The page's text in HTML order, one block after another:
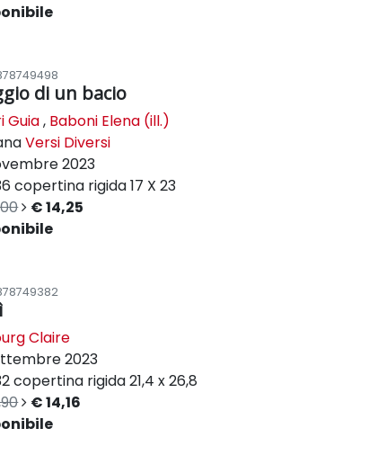
di un bacio
Guia, Baboni Elena (ill.)
Versi Diversi
2023
copertina rigida17 X 23
€ 14,25
Claire
2023
copertina rigida21,4 x 26,8
€ 14,16